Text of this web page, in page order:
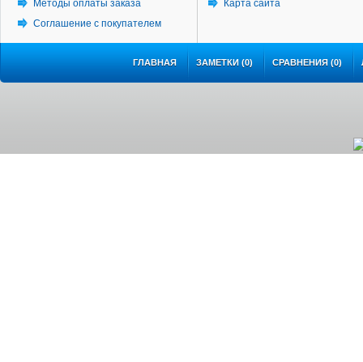
Методы оплаты заказа
Соглашение с покупателем
Карта сайта
ГЛАВНАЯ ЗАМЕТКИ (0) СРАВНЕНИЯ (0)